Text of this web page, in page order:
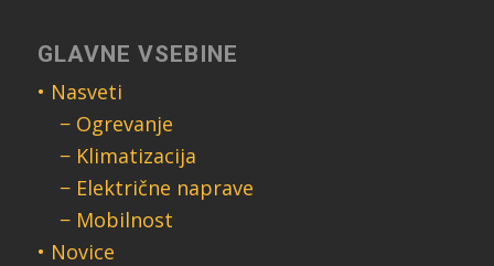
GLAVNE VSEBINE
• Nasveti
− Ogrevanje
− Klimatizacija
− Električne naprave
− Mobilnost
• Novice